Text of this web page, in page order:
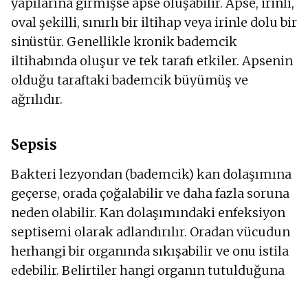
yapılarına girmişse apse oluşabilir. Apse, irinli,
oval şekilli, sınırlı bir iltihap veya irinle dolu bir
sinüstür. Genellikle kronik bademcik
iltihabında oluşur ve tek tarafı etkiler. Apsenin
olduğu taraftaki bademcik büyümüş ve
ağrılıdır.
Sepsis
Bakteri lezyondan (bademcik) kan dolaşımına
geçerse, orada çoğalabilir ve daha fazla soruna
neden olabilir. Kan dolaşımındaki enfeksiyon
septisemi olarak adlandırılır. Oradan vücudun
herhangi bir organında sıkışabilir ve onu istila
edebilir. Belirtiler hangi organın tutulduğuna